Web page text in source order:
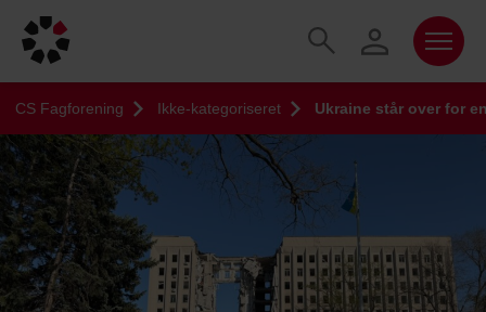
CS Fagforening Ikke-kategoriseret Ukraine står over for